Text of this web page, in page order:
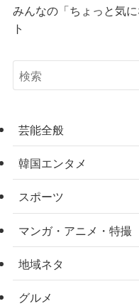
みんなの「ちょっと気
ト
芸能全般
韓国エンタメ
スポーツ
マンガ・アニメ・特撮
地域ネタ
グルメ